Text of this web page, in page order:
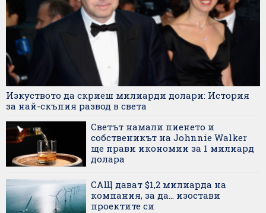
Изкуството да скриеш милиарди долари: История
за най-скъпия развод в света
Светът намали пиенето и
собственикът на Johnnie Walker
ще прави икономии за 1 милиард
долара
САЩ дават $1,2 милиарда на
компания, за да... изостави
проектите си